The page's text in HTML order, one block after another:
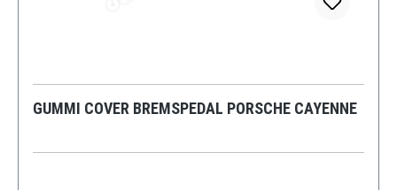
GUMMI COVER BREMSPEDAL PORSCHE CAYENNE